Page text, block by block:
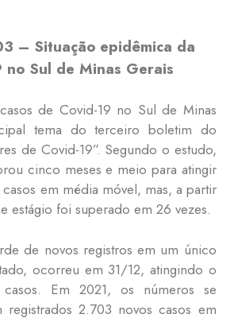
– Situação epidêmica da
no Sul de Minas Gerais
de Covid-19 no Sul de Minas
tema do terceiro boletim do
de Covid-19”. Segundo o estudo,
cinco meses e meio para atingir
em média móvel, mas, a partir
estágio foi superado em 26 vezes.
de novos registros em um único
ocorreu em 31/12, atingindo o
Em 2021, os números se
registrados 2.703 novos casos em